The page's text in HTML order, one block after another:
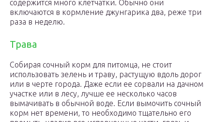
содержится много клетчатки. Обычно они
включаются в кормление джунгарика два, реже три
раза в неделю.
Трава
Собирая сочный корм для питомца, не стоит
использовать зелень и траву, растущую вдоль дорог
или в черте города. Даже если ее сорвали на дачном
участке или в лесу, лучше ее несколько часов
вымачивать в обычной воде. Если вымочить сочный
корм нет времени, то необходимо тщательно его